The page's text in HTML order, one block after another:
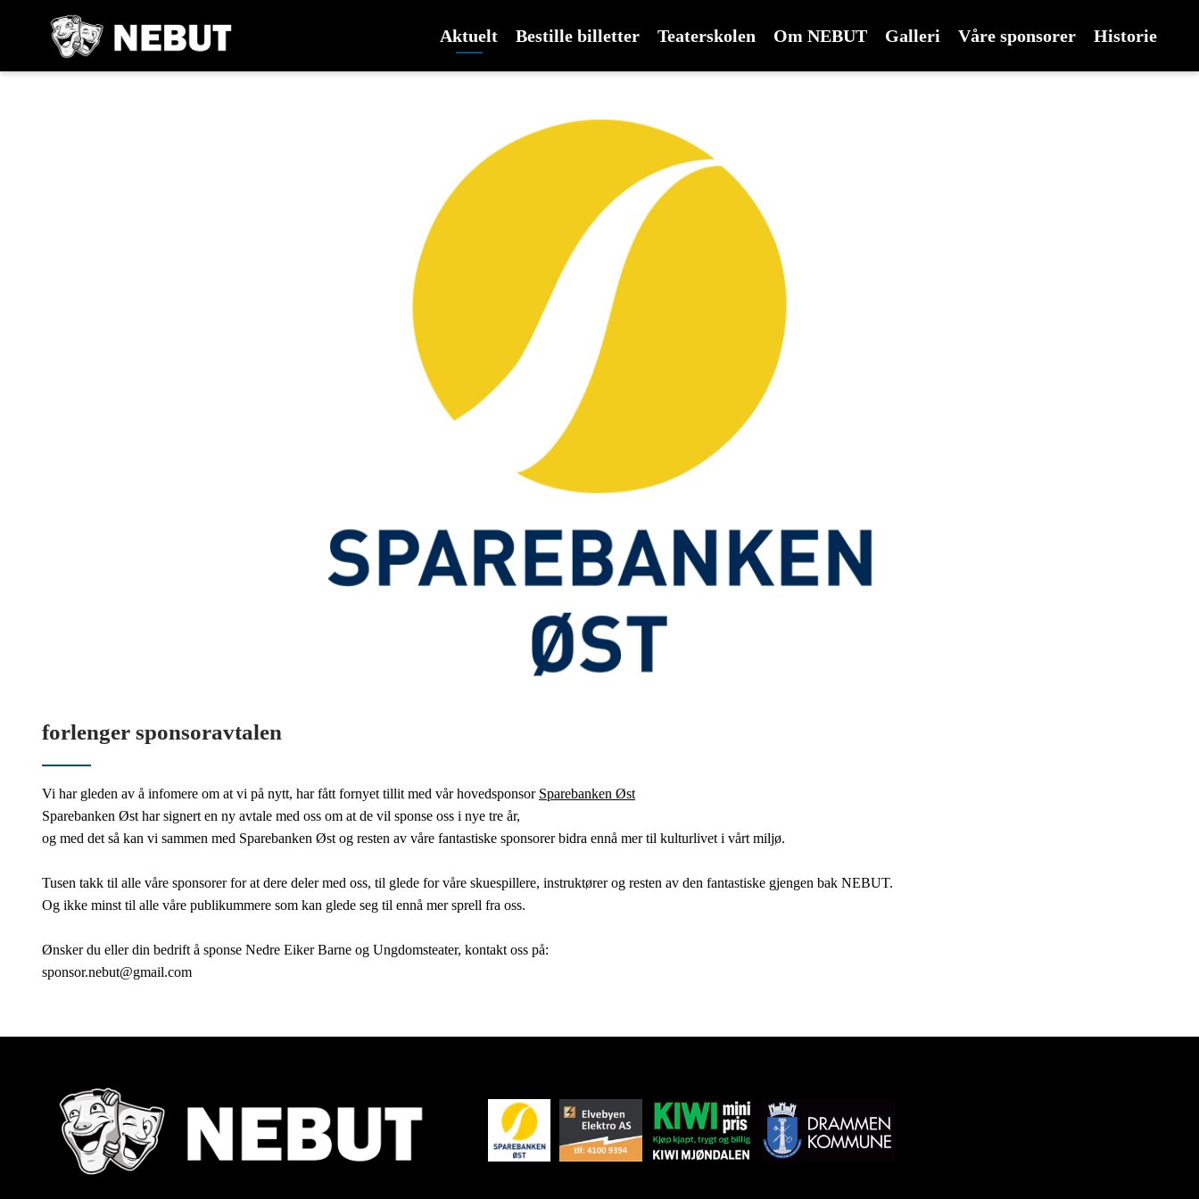
Aktuelt Bestille billetter Teaterskolen Om NEBUT Galleri Våre sponsorer Historie
forlenger sponsoravtalen
Vi har gleden av å infomere om at vi på nytt, har fått fornyet tillit med vår hovedsponsor Sparebanken Øst
Sparebanken Øst har signert en ny avtale med oss om at de vil sponse oss i nye tre år,
og med det så kan vi sammen med Sparebanken Øst og resten av våre fantastiske sponsorer bidra ennå mer til kulturlivet i vårt miljø.
Tusen takk til alle våre sponsorer for at dere deler med oss, til glede for våre skuespillere, instruktører og resten av den fantastiske gjengen bak NEBUT.
Og ikke minst til alle våre publikummere som kan glede seg til ennå mer sprell fra oss.
Ønsker du eller din bedrift å sponse Nedre Eiker Barne og Ungdomsteater, kontakt oss på:
sponsor.nebut@gmail.com